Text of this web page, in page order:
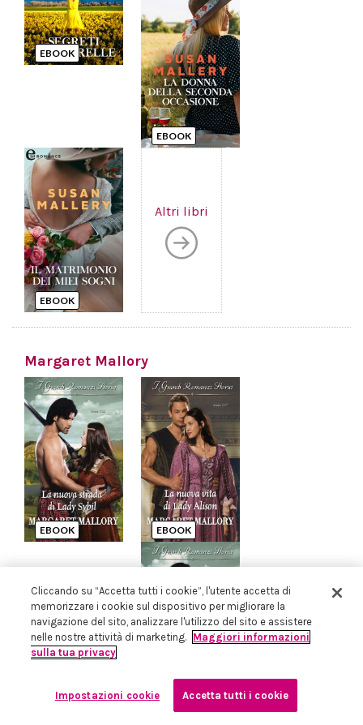
EBOOK
EBOOK
EBOOK
Altri libri
Margaret Mallory
EBOOK EBOOK
Cliccando su “Accetta tutti i cookie”, l'utente accetta di
memorizzare i cookie sul dispositivo per migliorare la
navigazione del sito, analizzare l'utilizzo del sito e assistere
nelle nostre attività di marketing. Maggiori informazioni
sulla tua privacy
Impostazioni cookie Accetta tutti i cookie